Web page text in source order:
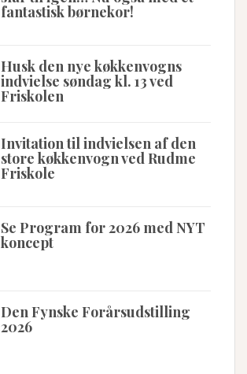
fantastisk børnekor!
Husk den nye køkkenvogns
indvielse søndag kl. 13 ved
Friskolen
Invitation til indvielsen af den
store køkkenvogn ved Rudme
Friskole
Se Program for 2026 med NYT
koncept
Den Fynske Forårsudstilling
2026